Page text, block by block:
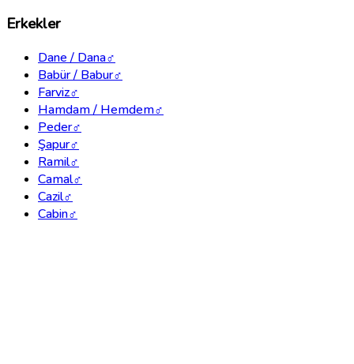
Erkekler
Dane / Dana♂
Babür / Babur♂
Farviz♂
Hamdam / Hemdem♂
Peder♂
Şapur♂
Ramil♂
Camal♂
Cazil♂
Cabin♂